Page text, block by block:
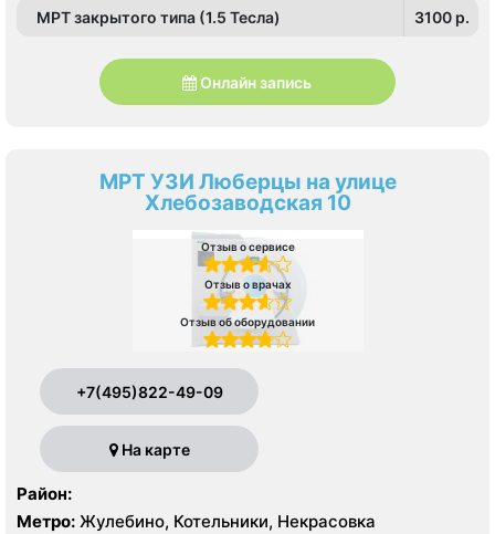
МРТ закрытого типа (1.5 Тесла) 3100 p.
Онлайн запись
МРТ УЗИ Люберцы на улице
Хлебозаводская 10
Отзыв о сервисе
Отзыв о врачах
Отзыв об оборудовании
+7(495)822-49-09
На карте
Район:
Метро: Жулебино, Котельники, Некрасовка